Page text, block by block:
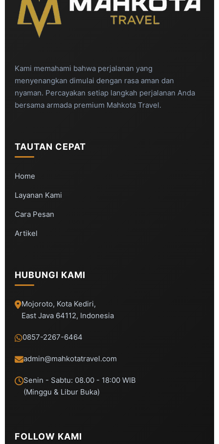
Kami memahami bahwa perjalanan yang
menyenangkan dimulai dengan rasa aman dan
nyaman. Percayakan setiap langkah perjalanan Anda
bersama armada premium Mahkota Travel.
TAUTAN CEPAT
Home
Layanan Kami
Cara Pesan
Artikel
HUBUNGI KAMI
Mojoroto, Kota Kediri,
East Java 64112, Indonesia
0857-2267-6464
admin@mahkotatravel.com
Senin - Sabtu: 08.00 - 18:00 WIB
(Minggu & Libur Buka)
FOLLOW KAMI